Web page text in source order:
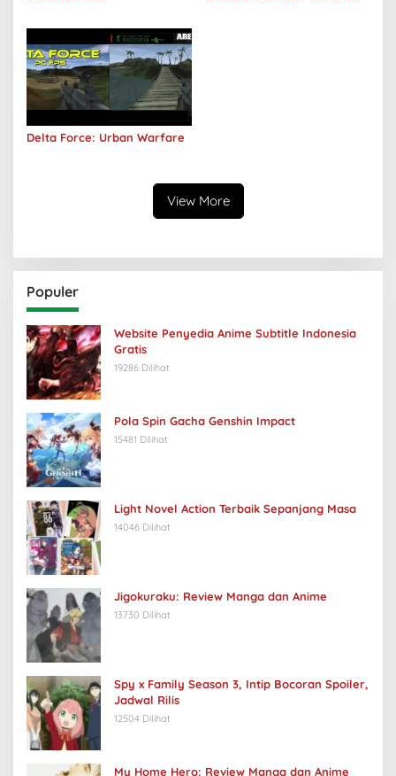
Delta Force: Urban Warfare
View More
Populer
Website Penyedia Anime Subtitle Indonesia
Gratis
19286 Dilihat
Pola Spin Gacha Genshin Impact
15481 Dilihat
Light Novel Action Terbaik Sepanjang Masa
14046 Dilihat
Jigokuraku: Review Manga dan Anime
13730 Dilihat
Spy x Family Season 3, Intip Bocoran Spoiler,
Jadwal Rilis
12504 Dilihat
My Home Hero: Review Manga dan Anime